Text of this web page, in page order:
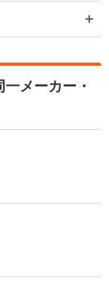
メーカー・